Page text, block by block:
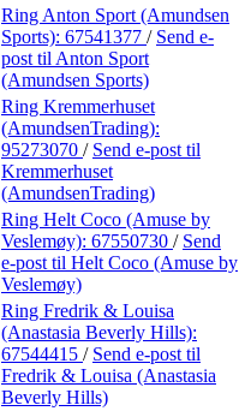
Ring Anton Sport (Amundsen
Sports): 67541377 / Send e-
post til Anton Sport
(Amundsen Sports)
Ring Kremmerhuset
(AmundsenTrading):
95273070 / Send e-post til
Kremmerhuset
(AmundsenTrading)
Ring Helt Coco (Amuse by
Veslemøy): 67550730 / Send
e-post til Helt Coco (Amuse by
Veslemøy)
Ring Fredrik & Louisa
(Anastasia Beverly Hills):
67544415 / Send e-post til
Fredrik & Louisa (Anastasia
Beverly Hills)